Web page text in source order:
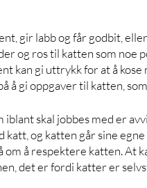
gir labb og får godbit,
og ros til katten som noe
kan gi uttrykk for at å
å gi oppgaver til katten,
iblant skal jobbes med er
katt, og katten går sine
om å respektere katten. At
det er fordi katter er